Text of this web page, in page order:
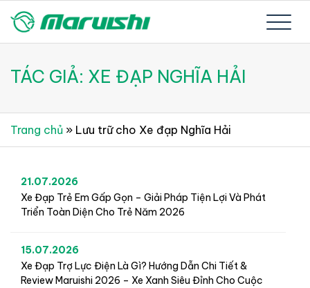
Skip
content
Xe đạp Nhật Bản Maruishi –
Since 1894
Xe đạp Nhật Bản nguyên thùng mới 100%
TÁC GIẢ: XE ĐẠP NGHĨA HẢI
Trang chủ » Lưu trữ cho Xe đạp Nghĩa Hải
21.07.2026
Xe Đạp Trẻ Em Gấp Gọn – Giải Pháp Tiện Lợi Và Phát
Triển Toàn Diện Cho Trẻ Năm 2026
15.07.2026
Xe Đạp Trợ Lực Điện Là Gì? Hướng Dẫn Chi Tiết &
Review Maruishi 2026 – Xe Xanh Siêu Đỉnh Cho Cuộc